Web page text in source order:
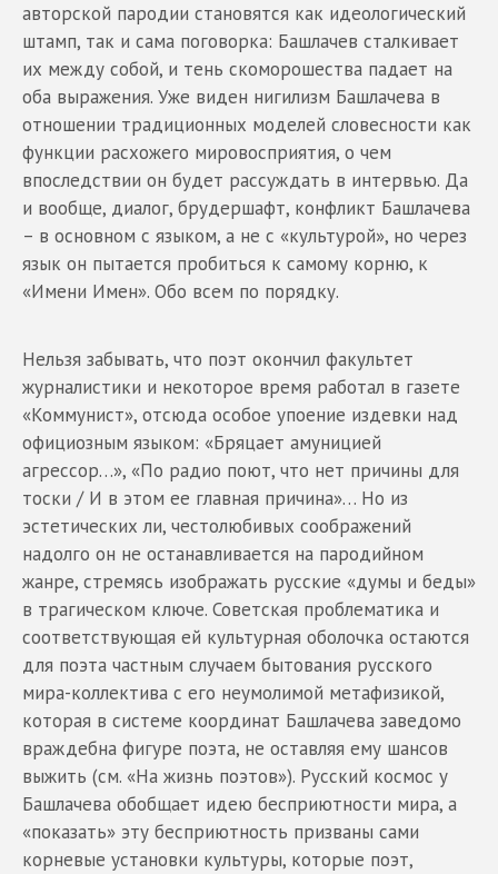
авторской пародии становятся как идеологический
штамп, так и сама поговорка: Башлачев сталкивает
их между собой, и тень скоморошества падает на
оба выражения. Уже виден нигилизм Башлачева в
отношении традиционных моделей словесности как
функции расхожего мировосприятия, о чем
впоследствии он будет рассуждать в интервью. Да
и вообще, диалог, брудершафт, конфликт Башлачева
– в основном с языком, а не с «культурой», но через
язык он пытается пробиться к самому корню, к
«Имени Имен». Обо всем по порядку.
Нельзя забывать, что поэт окончил факультет
журналистики и некоторое время работал в газете
«Коммунист», отсюда особое упоение издевки над
официозным языком: «Бряцает амуницией
агрессор…», «По радио поют, что нет причины для
тоски / И в этом ее главная причина»… Но из
эстетических ли, честолюбивых соображений
надолго он не останавливается на пародийном
жанре, стремясь изображать русские «думы и беды»
в трагическом ключе. Советская проблематика и
соответствующая ей культурная оболочка остаются
для поэта частным случаем бытования русского
мира-коллектива с его неумолимой метафизикой,
которая в системе координат Башлачева заведомо
враждебна фигуре поэта, не оставляя ему шансов
выжить (см. «На жизнь поэтов»). Русский космос у
Башлачева обобщает идею бесприютности мира, а
«показать» эту бесприютность призваны сами
корневые установки культуры, которые поэт,